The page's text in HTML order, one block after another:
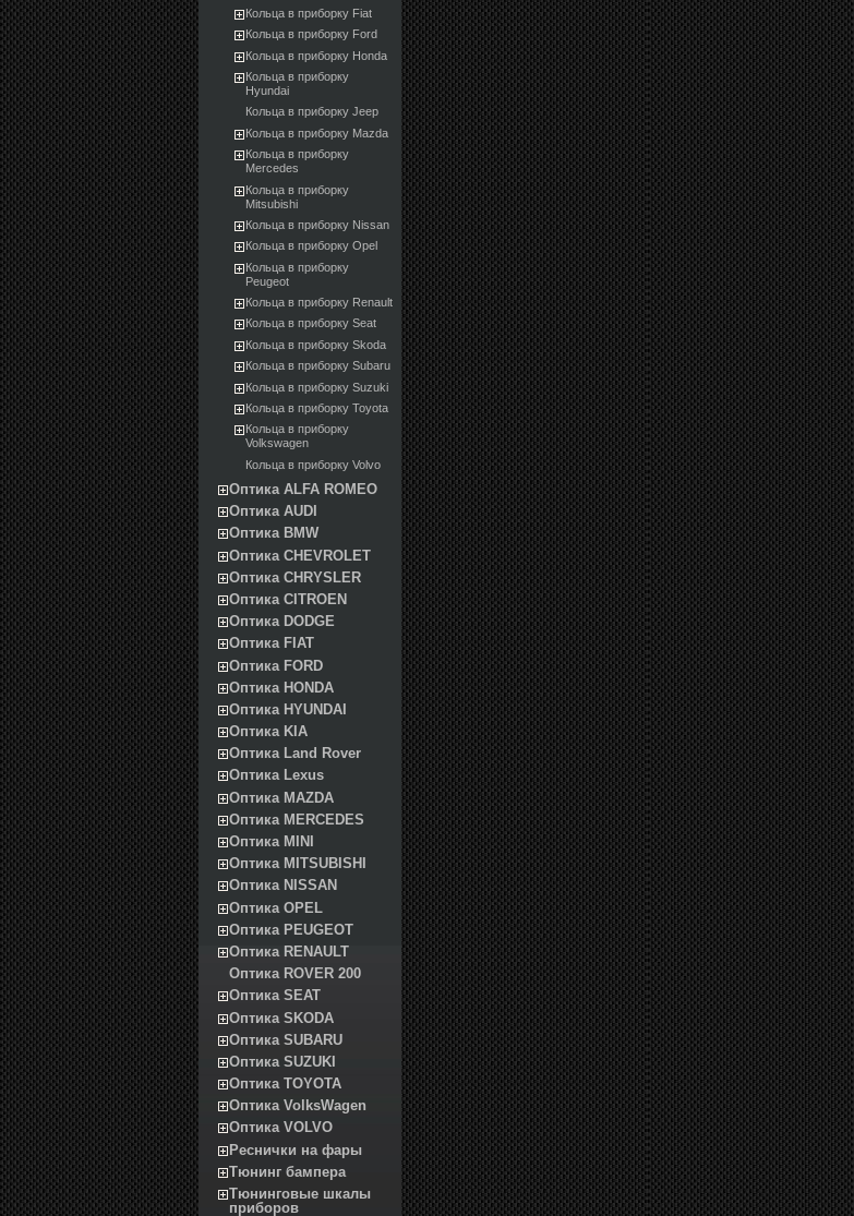
Кольца в приборку Fiat
Кольца в приборку Ford
Кольца в приборку Honda
Кольца в приборку
Hyundai
Кольца в приборку Jeep
Кольца в приборку Mazda
Кольца в приборку
Mercedes
Кольца в приборку
Mitsubishi
Кольца в приборку Nissan
Кольца в приборку Opel
Кольца в приборку
Peugeot
Кольца в приборку Renault
Кольца в приборку Seat
Кольца в приборку Skoda
Кольца в приборку Subaru
Кольца в приборку Suzuki
Кольца в приборку Toyota
Кольца в приборку
Volkswagen
Кольца в приборку Volvo
Оптика ALFA ROMEO
Оптика AUDI
Оптика BMW
Оптика CHEVROLET
Оптика CHRYSLER
Оптика CITROEN
Оптика DODGE
Оптика FIAT
Оптика FORD
Оптика HONDA
Оптика HYUNDAI
Оптика KIA
Оптика Land Rover
Оптика Lexus
Оптика MAZDA
Оптика MERCEDES
Оптика MINI
Оптика MITSUBISHI
Оптика NISSAN
Оптика OPEL
Оптика PEUGEOT
Оптика RENAULT
Оптика ROVER 200
Оптика SEAT
Оптика SKODA
Оптика SUBARU
Оптика SUZUKI
Оптика TOYOTA
Оптика VolksWagen
Оптика VOLVO
Реснички на фары
Тюнинг бампера
Тюнинговые шкалы
приборов